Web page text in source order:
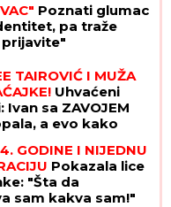
Poznati glumac
pa traže
prijavite"
TAIROVIĆ I MUŽA
Uhvaćeni
sa ZAVOJEM
a evo kako
nakon udesa u
GODINE I NIJEDNU
Pokazala lice
"Šta da
sam kakva sam!"